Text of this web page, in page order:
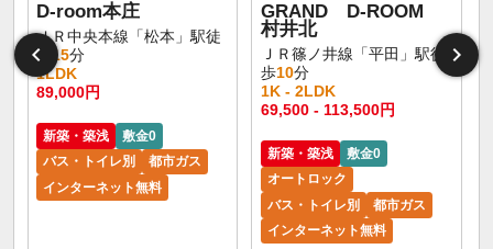
D-room本庄
ＪＲ中央本線「松本」駅徒
歩
15分
1LDK
89,000円
新築・築浅
敷金0
バス・トイレ別
都市ガス
インターネット無料
GRAND D-ROOM
村井北
ＪＲ篠ノ井線「平田」駅徒
歩10分
1K - 2LDK
69,500 - 113,500円
新築・築浅
敷金0
オートロック
バス・トイレ別
都市ガス
インターネット無料